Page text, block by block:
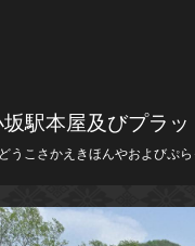
さらに詳細検索
坂駅本屋及びプラ
うこさかえきほんやおよびぷ